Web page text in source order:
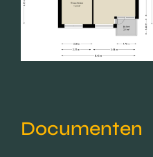
Documenten